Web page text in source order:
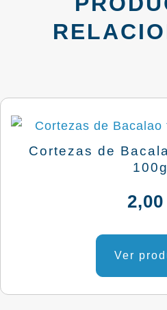
Cortezas de
2,00
Ver